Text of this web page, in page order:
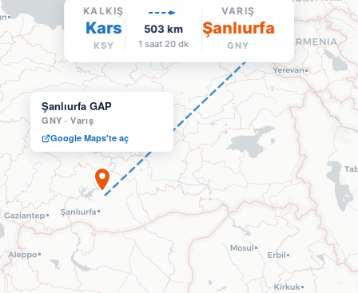
Şanlıurfa GAP
GNY ·Varış
Google Maps'te aç
KALKIŞ
Kars
KSY
503km
1 saat 20 dk
VARIŞ
Şanlıurfa
GNY